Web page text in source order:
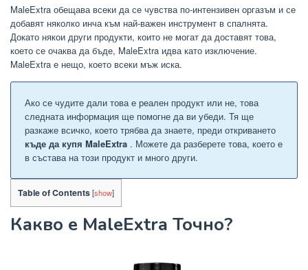
MaleExtra обещава всеки да се чувства по-интензивен оргазъм и се
добавят няколко инча към най-важен инструмент в спалнята.
Докато някои други продукти, които не могат да доставят това,
което се очаква да бъде, MaleExtra идва като изключение.
MaleExtra е нещо, което всеки мъж иска.
Ако се чудите дали това е реален продукт или не, това
следната информация ще помогне да ви убеди. Тя ще
разкаже всичко, което трябва да знаете, преди откриването
къде да купя MaleExtra . Можете да разберете това, което е
в състава на този продукт и много други.
Table of Contents[show]
Какво е MaleExtra Точно?